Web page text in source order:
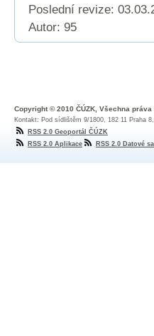
Poslední revize:
Autor: 95
Copyright © 2010 ČÚZK, Všechna práva
Kontakt: Pod sídlištěm 9/1800, 182 11 Praha
RSS 2.0 Geoportál ČÚZK
RSS 2.0 Aplikace
RSS 2.0 Datové